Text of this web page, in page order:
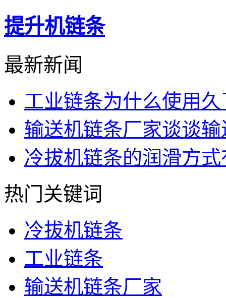
提升机链条
最新新闻
工业链条为什么使用
输送机链条厂家谈谈
冷拔机链条的润滑方
热门关键词
冷拔机链条
工业链条
输送机链条厂家